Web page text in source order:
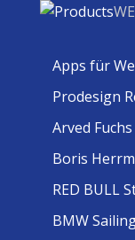
Apps für
Prodesign
Arved
Boris
RED BULL
BMW